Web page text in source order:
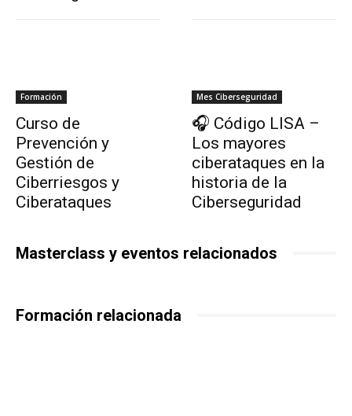
Formación
Curso de
Prevención y
Gestión de
Ciberriesgos y
Ciberataques
Mes Ciberseguridad
🎧 Código LISA –
Los mayores
ciberataques en la
historia de la
Ciberseguridad
Masterclass y eventos relacionados
Formación relacionada